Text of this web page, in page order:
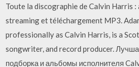
Toute la discographie de Calvin Harris :
streaming et téléchargement MP3.
professionally as Calvin Harris, is a
songwriter, and record producer.
подборка и альбомы исполнителя